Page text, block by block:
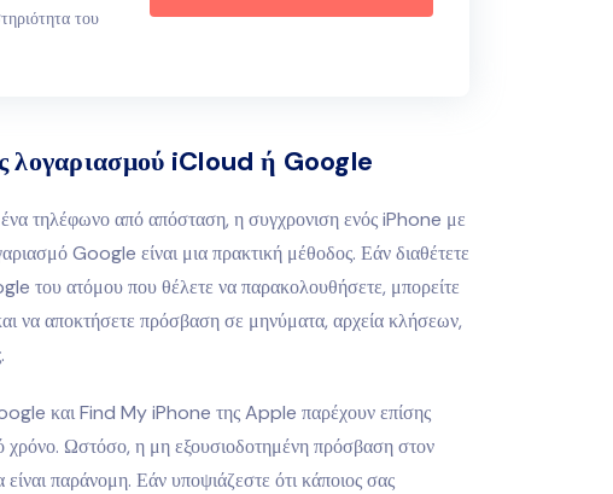
του
λογαριασμού iCloud ή Google
τηλέφωνο από απόσταση, η συγχρονιση ενός iPhone με
Google είναι μια πρακτική μέθοδος. Εάν διαθέτετε
του ατόμου που θέλετε να παρακολουθήσετε, μπορείτε
να αποκτήσετε πρόσβαση σε μηνύματα, αρχεία κλήσεων,
και Find My iPhone της Apple παρέχουν επίσης
Ωστόσο, η μη εξουσιοδοτημένη πρόσβαση στον
παράνομη. Εάν υποψιάζεστε ότι κάποιος σας